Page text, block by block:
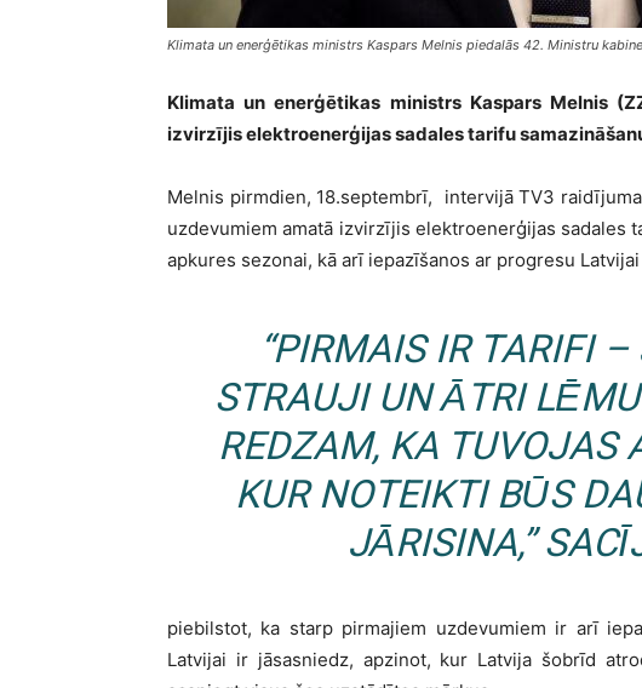
Klimata un enerģētikas ministrs Kaspars Melnis piedalās 42. Ministru
Klimata un enerģētikas ministrs Kaspars Melnis
izvirzījis elektroenerģijas sadales tarifu
Melnis pirmdien, 18.septembrī, intervijā TV3
uzdevumiem amatā izvirzījis elektroenerģijas sadales
apkures sezonai, kā arī iepazīšanos ar progresu
“PIRMAIS IR TARIFI
STRAUJI UN ĀTRI
REDZAM, KA TUVOJAS
KUR NOTEIKTI BŪS
JĀRISINA,”
piebilstot, ka starp pirmajiem uzdevumiem ir arī
Latvijai ir jāsasniedz, apzinot, kur Latvija šobrīd